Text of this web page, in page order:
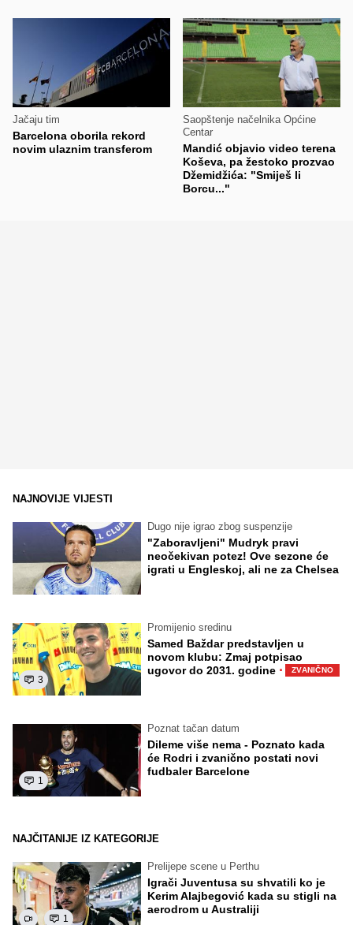
Jačaju tim
Barcelona oborila rekord
novim ulaznim transferom
Saopštenje načelnika Općine
Centar
Mandić objavio video terena
Koševa, pa žestoko prozvao
Džemidžića: "Smiješ li
Borcu..."
NAJNOVIJE VIJESTI
Dugo nije igrao zbog suspenzije
"Zaboravljeni" Mudryk pravi
neočekivan potez! Ove sezone će
igrati u Engleskoj, ali ne za Chelsea
3
Promijenio sredinu
Samed Baždar predstavljen u
novom klubu: Zmaj potpisao
ugovor do 2031. godine · ZVANIČNO
1
Poznat tačan datum
Dileme više nema - Poznato kada
će Rodri i zvanično postati novi
fudbaler Barcelone
NAJČITANIJE IZ KATEGORIJE
1
Prelijepe scene u Perthu
Igrači Juventusa su shvatili ko je
Kerim Alajbegović kada su stigli na
aerodrom u Australiji